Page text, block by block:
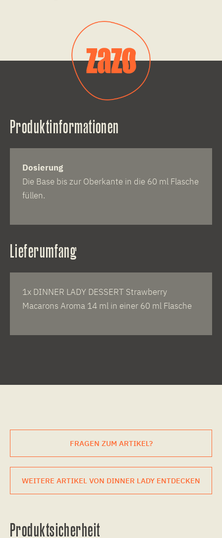
Produktinformationen
Dosierung
Die Base bis zur Oberkante in die 60 ml Flasche
füllen.
Lieferumfang
1x DINNER LADY DESSERT Strawberry
Macarons Aroma 14 ml in einer 60 ml Flasche
FRAGEN ZUM ARTIKEL?
WEITERE ARTIKEL VON DINNER LADY ENTDECKEN
Produktsicherheit